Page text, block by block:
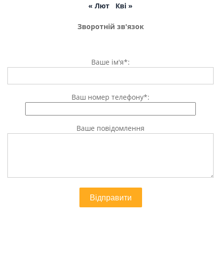
« Лют Кві »
Зворотній зв'язок
Ваше ім'я*:
Ваш номер телефону*:
Ваше повідомлення